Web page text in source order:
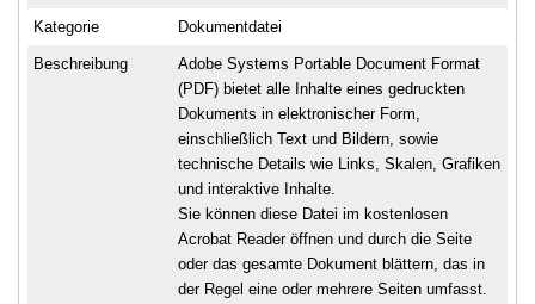
Kategorie Dokumentdatei
Beschreibung
Adobe Systems Portable Document Format
(PDF) bietet alle Inhalte eines gedruckten
Dokuments in elektronischer Form,
einschließlich Text und Bildern, sowie
technische Details wie Links, Skalen, Grafiken
und interaktive Inhalte.
Sie können diese Datei im kostenlosen
Acrobat Reader öffnen und durch die Seite
oder das gesamte Dokument blättern, das in
der Regel eine oder mehrere Seiten umfasst.